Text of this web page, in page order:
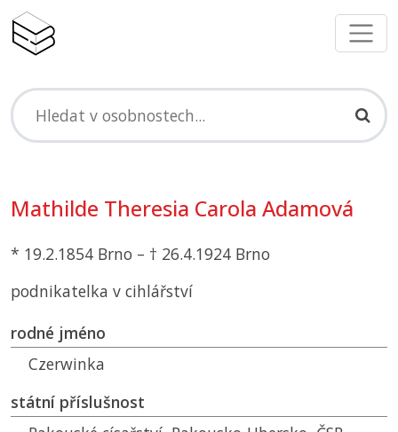
Mathilde Theresia Carola Adamová
* 19.2.1854 Brno – † 26.4.1924 Brno
podnikatelka v cihlářství
rodné jméno
Czerwinka
státní příslušnost